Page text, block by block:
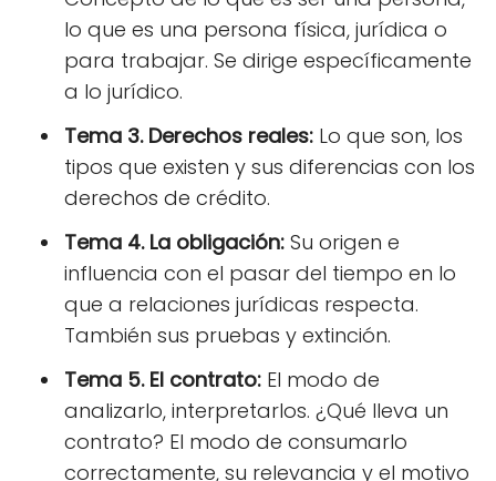
lo que es una persona física, jurídica o
para trabajar. Se dirige específicamente
a lo jurídico.
Tema 3. Derechos reales: Lo que son, los
tipos que existen y sus diferencias con los
derechos de crédito.
Tema 4. La obligación: Su origen e
influencia con el pasar del tiempo en lo
que a relaciones jurídicas respecta.
También sus pruebas y extinción.
Tema 5. El contrato: El modo de
analizarlo, interpretarlos. ¿Qué lleva un
contrato? El modo de consumarlo
correctamente, su relevancia y el motivo